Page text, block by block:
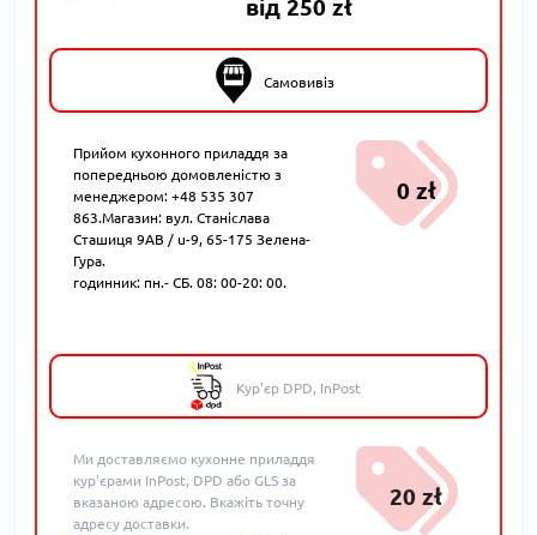
від 250 zł
Самовивіз
Прийом кухонного приладдя за
попередньою домовленістю з
менеджером: +48 535 307
863.Магазин: вул. Станіслава
Сташиця 9AB / u-9, 65-175 Зелена-
Гура.
годинник: пн.- СБ. 08: 00-20: 00.
0 zł
Кур'єр DPD, InPost
Ми доставляємо кухонне приладдя
кур'єрами InPost, DPD або GLS за
вказаною адресою. Вкажіть точну
адресу доставки.
20 zł